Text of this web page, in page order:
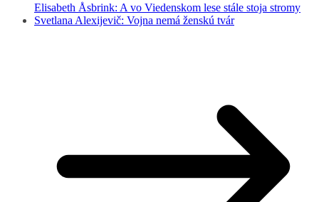
Elisabeth Åsbrink: A vo Viedenskom lese stále stoja stromy
Svetlana Alexijevič: Vojna nemá ženskú tvár